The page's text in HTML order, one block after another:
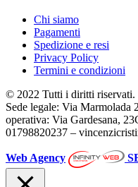
Chi siamo
Pagamenti
Spedizione e resi
Privacy Policy
Termini e condizioni
© 2022 Tutti i diritti riservati.
Sede legale: Via Marmolada
operativa: Via Gardesana,
01798820237 –
Web Agency